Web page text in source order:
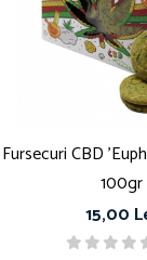
Fursecuri CBD
100gr
15,00